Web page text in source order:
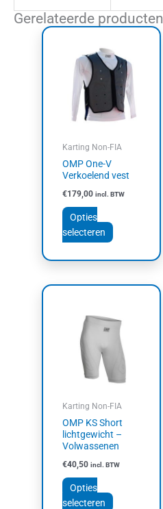
Gerelateerde producten
Karting Non-FIA
OMP One-V
Verkoelend vest
€179,00 incl. BTW
Opties
selecteren
product
heeft
meerdere
variaties.
Deze
optie
de
Karting Non-FIA
OMP KS Short
lichtgewicht –
Volwassenen
€40,50 incl. BTW
Opties
selecteren
heeft
meerdere
variaties.
Deze
optie
worden
op